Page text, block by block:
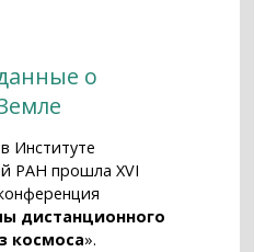
о
Институте
РАН прошла XVI
дистанционного
космоса».